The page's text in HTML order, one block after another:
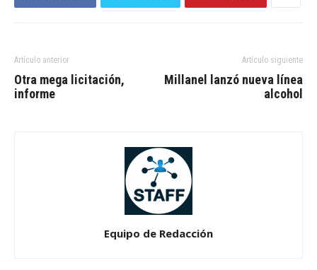
Artículo anterior
Otra mega licitación,
informe
Artículo siguiente
Millanel lanzó nueva línea
alcohol
Equipo de Redacción